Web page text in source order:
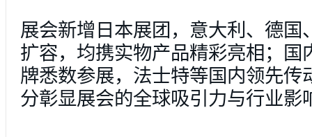
展会新增日本展团，意大利、德国
扩容，均携实物产品精彩亮相；国
牌悉数参展，法士特等国内领先传
分彰显展会的全球吸引力与行业影